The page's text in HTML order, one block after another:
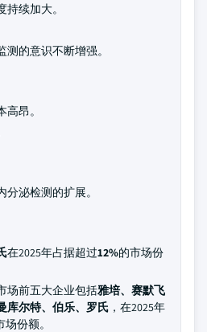
续加大。
测的意识不断增强。
昂。
泌检测的扩展。
在2025年占据超过12%的市场份
场前五大企业包括雅培、赛默飞
库尔特、伯乐、罗氏 ，在2025年
场份额。